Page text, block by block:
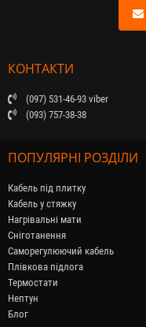
КОНТАКТИ
(097) 531-46-93 viber
(093) 757-38-38
ПОПУЛЯРНІ РОЗДІЛИ
Кабель під плитку
Кабель у стяжку
Нагрівальні мати
Сніготанення
Саморегулюючий кабель
Плівкова підлога
Термостати
Нептун
Блог